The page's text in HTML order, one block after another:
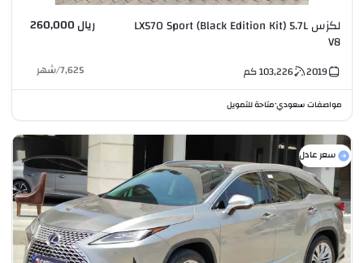
لكزس LX570 Sport (Black Edition Kit) 5.7L
V8
ريال 260,000
2019
103,226كم 7,625
/شهر
مواصفات سعودي•متاحة للتمويل
سعر عادل